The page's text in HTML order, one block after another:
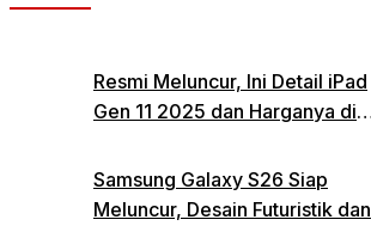
Resmi Meluncur, Ini Detail iPad
Gen 11 2025 dan Harganya di
Samsung Galaxy S26 Siap
Meluncur, Desain Futuristik dan